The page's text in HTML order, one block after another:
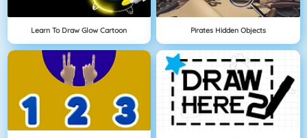
Learn To Draw Glow Cartoon Pirates Hidden Objects